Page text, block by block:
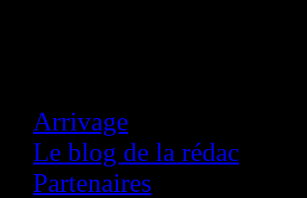
Arrivage
Le blog de la rédac
Partenaires